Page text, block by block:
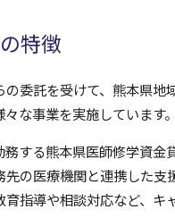
特徴
委託を受けて、熊本県地
な事業を実施しています。
する熊本県医師修学資
の医療機関と連携した支
指導や相談対応など、キ